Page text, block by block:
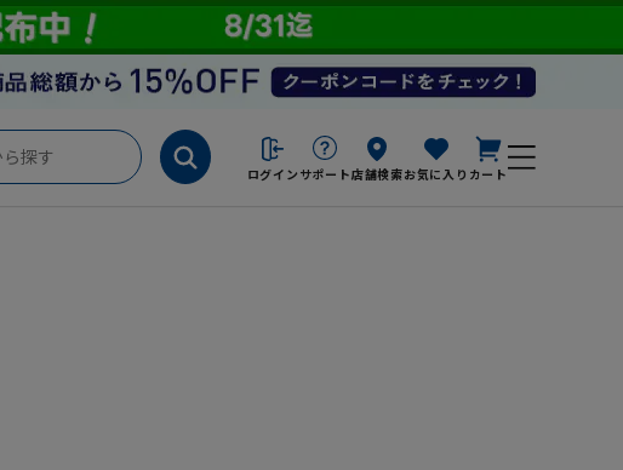
ログイン サポート店舗検索お気に入り カート